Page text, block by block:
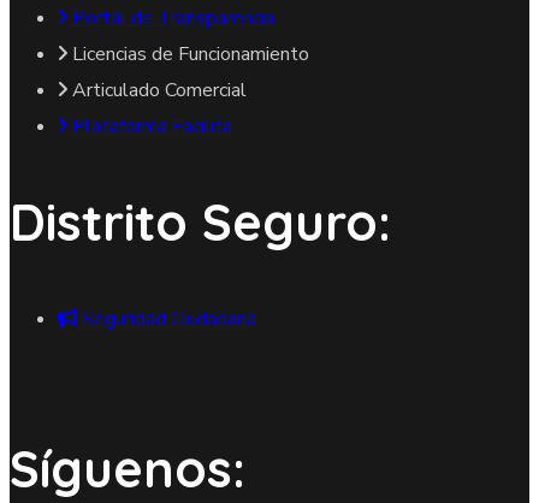
Portal de Transparencia
Licencias de Funcionamiento
Articulado Comercial
Plataforma Facilita
Distrito Seguro:
Seguridad Ciudadana
Síguenos: